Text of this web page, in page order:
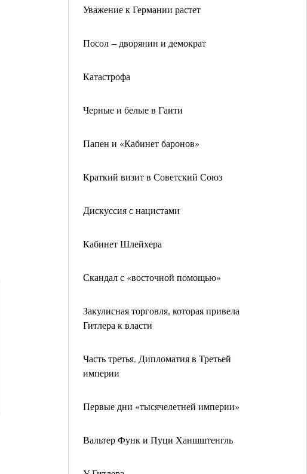
Уважение к Германии растет
Посол – дворянин и демократ
Катастрофа
Черные и белые в Гаити
Папен и «Кабинет баронов»
Краткий визит в Советский Союз
Дискуссия с нацистами
Кабинет Шлейхера
Скандал с «восточной помощью»
Закулисная торговля, которая привела
Гитлера к власти
Часть третья. Дипломатия в Третьей
империи
Первые дни «тысячелетней империи»
Вальтер Функ и Пуци Ханшштенгль